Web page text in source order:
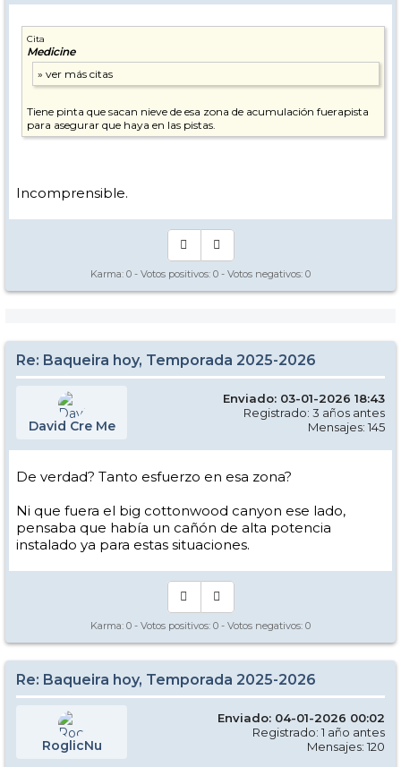
Cita
Medicine
Tiene pinta que sacan nieve de esa zona de acumulación fuerapista
para asegurar que haya en las pistas.
Incomprensible.
Karma: 0 - Votos positivos: 0 - Votos negativos: 0
Re: Baqueira hoy, Temporada 2025-2026
David Cre Me
Enviado: 03-01-2026 18:43
Registrado: 3 años antes
Mensajes: 145
De verdad? Tanto esfuerzo en esa zona?
Ni que fuera el big cottonwood canyon ese lado,
pensaba que había un cañón de alta potencia
instalado ya para estas situaciones.
Karma: 0 - Votos positivos: 0 - Votos negativos: 0
Re: Baqueira hoy, Temporada 2025-2026
RoglicNu
Enviado: 04-01-2026 00:02
Registrado: 1 año antes
Mensajes: 120